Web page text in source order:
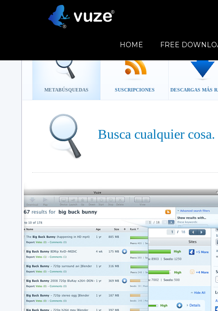
HOME FREE
Funciones de Vuze Funciones de Vuze Plus
METABÚSQUEDAS SUSCRIPCIONES DESCARGAS MÁS
Busca cualquier cosa.